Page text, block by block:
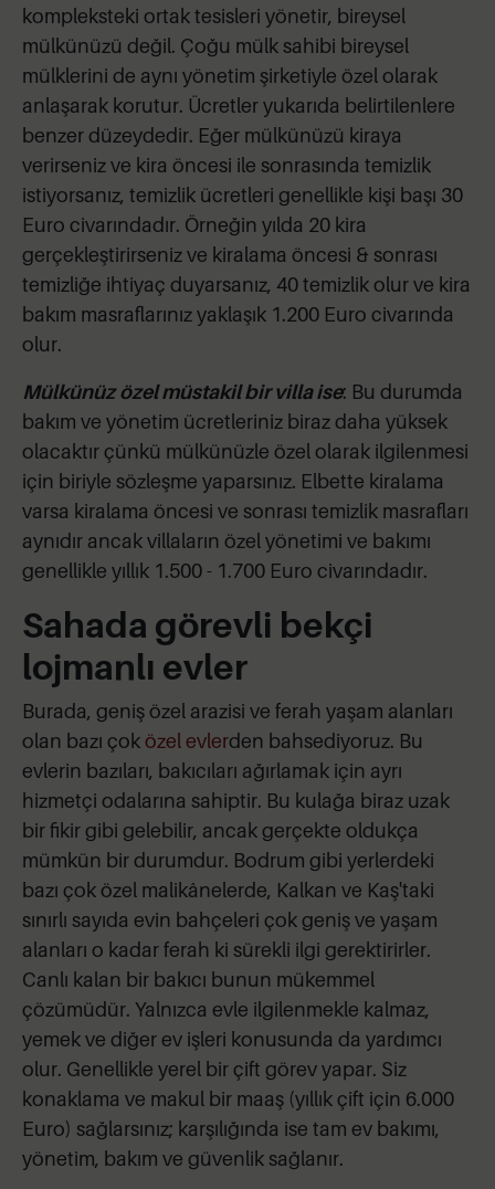
kompleksteki ortak tesisleri yönetir, bireysel
mülkünüzü değil. Çoğu mülk sahibi bireysel
mülklerini de aynı yönetim şirketiyle özel olarak
anlaşarak korutur. Ücretler yukarıda belirtilenlere
benzer düzeydedir. Eğer mülkünüzü kiraya
verirseniz ve kira öncesi ile sonrasında temizlik
istiyorsanız, temizlik ücretleri genellikle kişi başı 30
Euro civarındadır. Örneğin yılda 20 kira
gerçekleştirirseniz ve kiralama öncesi & sonrası
temizliğe ihtiyaç duyarsanız, 40 temizlik olur ve kira
bakım masraflarınız yaklaşık 1.200 Euro civarında
olur.
Mülkünüz özel müstakil bir villa ise: Bu durumda
bakım ve yönetim ücretleriniz biraz daha yüksek
olacaktır çünkü mülkünüzle özel olarak ilgilenmesi
için biriyle sözleşme yaparsınız. Elbette kiralama
varsa kiralama öncesi ve sonrası temizlik masrafları
aynıdır ancak villaların özel yönetimi ve bakımı
genellikle yıllık 1.500 - 1.700 Euro civarındadır.
Sahada görevli bekçi
lojmanlı evler
Burada, geniş özel arazisi ve ferah yaşam alanları
olan bazı çoközel evlerden bahsediyoruz. Bu
evlerin bazıları, bakıcıları ağırlamak için ayrı
hizmetçi odalarına sahiptir. Bu kulağa biraz uzak
bir fikir gibi gelebilir, ancak gerçekte oldukça
mümkün bir durumdur. Bodrum gibi yerlerdeki
bazı çok özel malikânelerde, Kalkan ve Kaş'taki
sınırlı sayıda evin bahçeleri çok geniş ve yaşam
alanları o kadar ferah ki sürekli ilgi gerektirirler.
Canlı kalan bir bakıcı bunun mükemmel
çözümüdür. Yalnızca evle ilgilenmekle kalmaz,
yemek ve diğer ev işleri konusunda da yardımcı
olur. Genellikle yerel bir çift görev yapar. Siz
konaklama ve makul bir maaş (yıllık çift için 6.000
Euro) sağlarsınız; karşılığında ise tam ev bakımı,
yönetim, bakım ve güvenlik sağlanır.